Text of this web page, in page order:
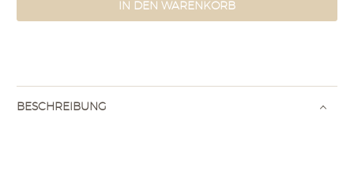
IN DEN WARENKORB
BESCHREIBUNG